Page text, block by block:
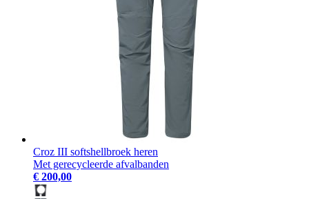
Croz III softshellbroek heren
Met gerecycleerde afvalbanden
€ 200,00